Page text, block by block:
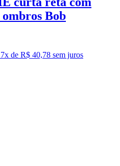
Bob
7x de R$ 40,78 sem juros